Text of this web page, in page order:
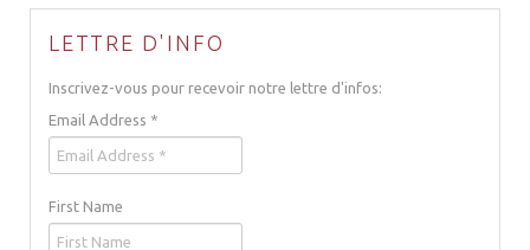
LETTRE D'INFO
Inscrivez-vous pour recevoir notre lettre d'infos:
Email Address *
First Name